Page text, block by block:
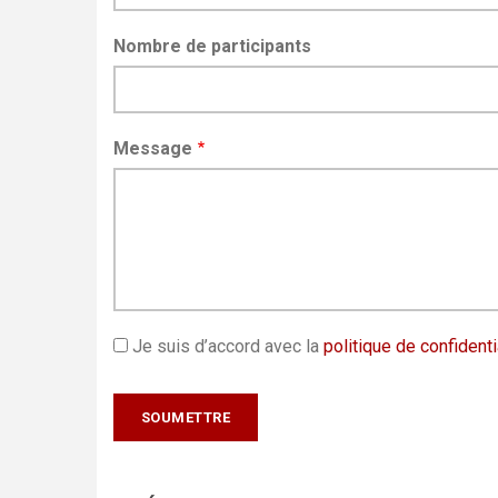
Nombre de participants
Message
Je suis d’accord avec la politique de